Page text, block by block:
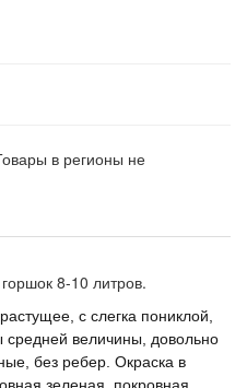
в регионы не
горшок 8-10 литров.
с слегка пониклой,
средней величины, довольно
без ребер. Окраска в